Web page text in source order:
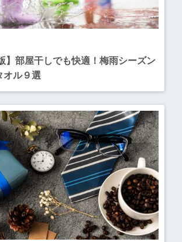
】部屋干しでも快適！梅雨シーズン
オル９選